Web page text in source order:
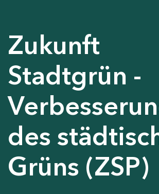
Zukunft
Stadtgrün -
des
Grüns (ZSP)